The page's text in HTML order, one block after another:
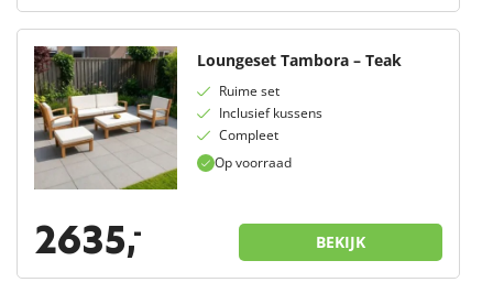
Op voorraad
Loungeset Tambora – Teak
Ruime set
Inclusief kussens
Compleet
2635,- BEKIJK